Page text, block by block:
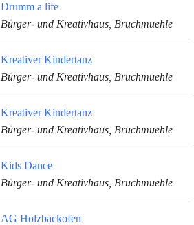
Drumm a life
Bürger- und Kreativhaus, Bruchmuehle
Kreativer Kindertanz
Bürger- und Kreativhaus, Bruchmuehle
Kreativer Kindertanz
Bürger- und Kreativhaus, Bruchmuehle
Kids Dance
Bürger- und Kreativhaus, Bruchmuehle
AG Holzbackofen